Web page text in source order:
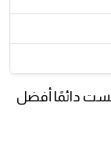
دائمًا أفضل